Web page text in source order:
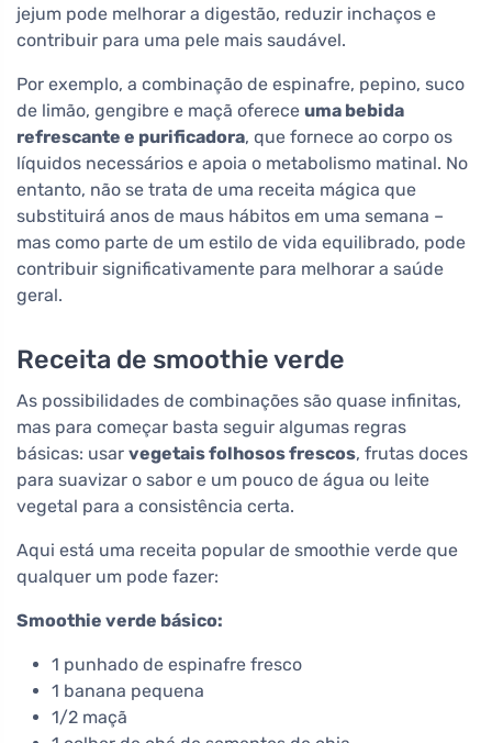
jejum pode melhorar a digestão, reduzir inchaços e
contribuir para uma pele mais saudável.
Por exemplo, a combinação de espinafre, pepino, suco
de limão, gengibre e maçã oferece uma bebida
refrescante e purificadora, que fornece ao corpo os
líquidos necessários e apoia o metabolismo matinal. No
entanto, não se trata de uma receita mágica que
substituirá anos de maus hábitos em uma semana –
mas como parte de um estilo de vida equilibrado, pode
contribuir significativamente para melhorar a saúde
geral.
Receita de smoothie verde
As possibilidades de combinações são quase infinitas,
mas para começar basta seguir algumas regras
básicas: usar vegetais folhosos frescos, frutas doces
para suavizar o sabor e um pouco de água ou leite
vegetal para a consistência certa.
Aqui está uma receita popular de smoothie verde que
qualquer um pode fazer:
Smoothie verde básico:
1 punhado de espinafre fresco
1 banana pequena
1/2 maçã